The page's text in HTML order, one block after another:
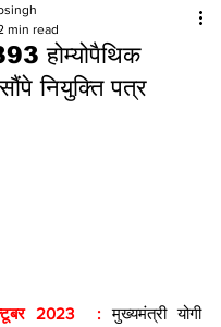
होम्योपैथिक
नियुक्ति पत्र
min read
2023  : मुख्यमंत्री योगी